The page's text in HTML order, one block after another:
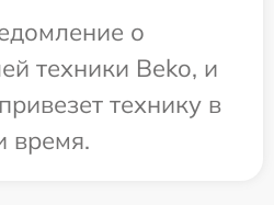
о
техники Beko, и
технику в
время.